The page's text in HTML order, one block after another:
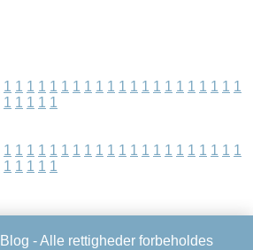
1 1 1 1 1 1 1 1 1 1 1 1 1 1 1 1 1 1 1 1 1
1 1 1 1 1
1 1 1 1 1 1 1 1 1 1 1 1 1 1 1 1 1 1 1 1 1
1 1 1 1 1
Blog - Alle rettigheder forbeholdes